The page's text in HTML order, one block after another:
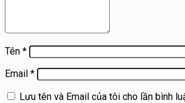
Tên *
Email *
Lưu tên và Email của tôi cho lần bình